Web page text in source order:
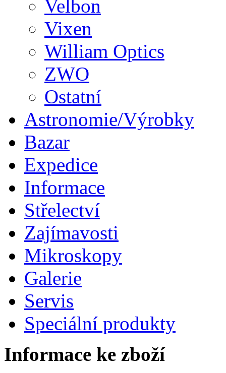
Velbon
Vixen
William Optics
ZWO
Ostatní
Astronomie/Výrobky
Bazar
Expedice
Informace
Střelectví
Zajímavosti
Mikroskopy
Galerie
Servis
Speciální produkty
Informace ke zboží